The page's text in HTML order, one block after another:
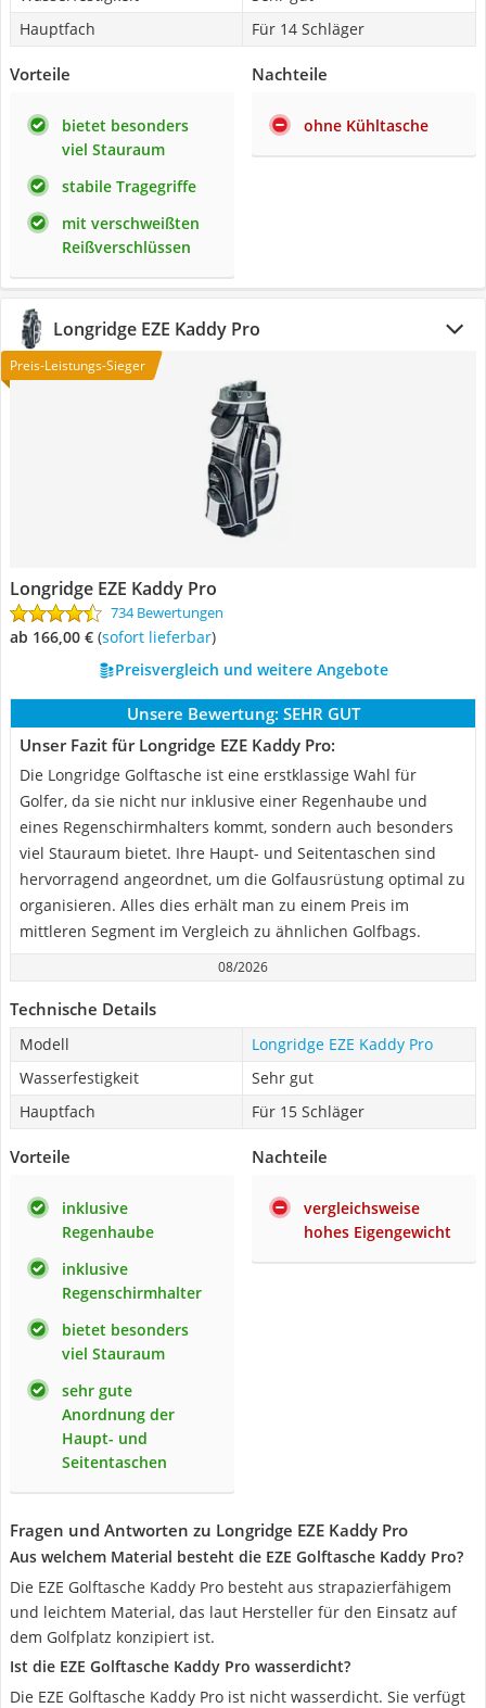
Hauptfach
Für 14 Schläger
Vorteile
bietet besonders
viel Stauraum
stabile Tragegriffe
mit verschweißten
Reißverschlüssen
Nachteile
ohne Kühltasche
Longridge EZE Kaddy Pro
Preis-Leistungs-Sieger
Longridge EZE Kaddy Pro
734 Bewertungen
ab 166,00 € ( Sofort lieferbar)
Preisvergleich und weitere Angebote
Unsere Bewertung: SEHR GUT
Unser Fazit für Longridge EZE Kaddy Pro:
Die Longridge Golftasche ist eine erstklassige Wahl für
Golfer, da sie nicht nur inklusive einer Regenhaube und
eines Regenschirmhalters kommt, sondern auch besonders
viel Stauraum bietet. Ihre Haupt- und Seitentaschen sind
hervorragend angeordnet, um die Golfausrüstung optimal zu
organisieren. Alles dies erhält man zu einem Preis im
mittleren Segment im Vergleich zu ähnlichen Golfbags.
08/2026
Technische Details
Modell
Longridge EZE Kaddy Pro
Wasserfestigkeit
Sehr gut
Hauptfach
Für 15 Schläger
Vorteile
inklusive
Regenhaube
inklusive
Regenschirmhalter
bietet besonders
viel Stauraum
sehr gute
Anordnung der
Haupt- und
Seitentaschen
Nachteile
vergleichsweise
hohes Eigengewicht
Fragen und Antworten zu Longridge EZE Kaddy Pro
Aus welchem Material besteht die EZE Golftasche Kaddy Pro?
Die EZE Golftasche Kaddy Pro besteht aus strapazierfähigem
und leichtem Material, das laut Hersteller für den Einsatz auf
dem Golfplatz konzipiert ist.
Ist die EZE Golftasche Kaddy Pro wasserdicht?
Die EZE Golftasche Kaddy Pro ist nicht wasserdicht. Sie verfügt